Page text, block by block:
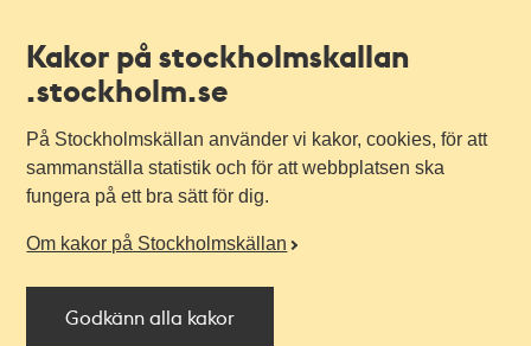
Kakor på stockholmskallan
.stockholm.se
På Stockholmskällan använder vi kakor, cookies, för att
sammanställa statistik och för att webbplatsen ska
fungera på ett bra sätt för dig.
Om kakor på Stockholmskällan
Godkänn alla kakor